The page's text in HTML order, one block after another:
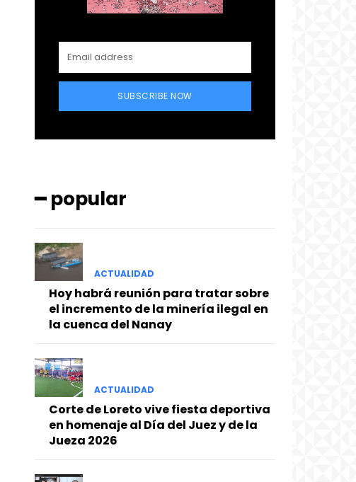
SUBSCRIBE NOW
━ popular
ACTUALIDAD
Hoy habrá reunión para tratar sobre
el incremento de la minería ilegal en
la cuenca del Nanay
ACTUALIDAD
Corte de Loreto vive fiesta deportiva
en homenaje al Día del Juez y de la
Jueza 2026